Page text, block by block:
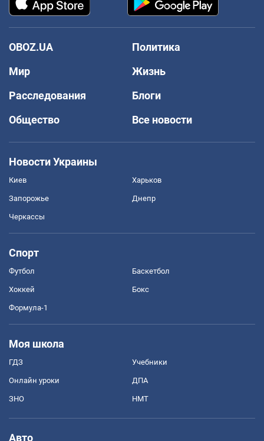
OBOZ.UA
Политика
Мир
Жизнь
Расследования
Блоги
Общество
Все новости
Новости Украины
Киев Харьков
Запорожье Днепр
Черкассы
Спорт
Футбол Баскетбол
Хоккей Бокс
Формула-1
Моя школа
ГДЗ Учебники
Онлайн уроки ДПА
ЗНО НМТ
Авто